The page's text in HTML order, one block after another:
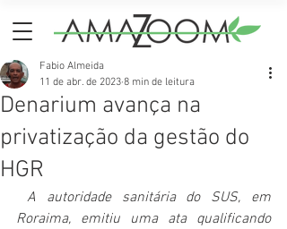
Denarium avança na
privatização da gestão do
HGR
Fabio Almeida
11 de abr. de 2023 8 min de leitura
A autoridade sanitária do SUS, em
Roraima, emitiu uma ata qualificando